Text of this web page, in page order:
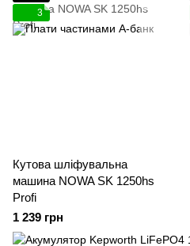
3
Кутова шліфувальна
машина NOWA SK 1250hs
Profi
1 239 грн